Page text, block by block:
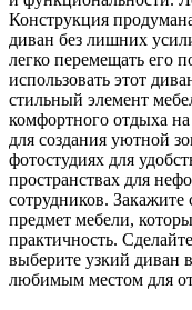
Конструкция
диван без лишних
легко перемещать его
использовать этот
стильный элемент
комфортного отдыха
для создания уютной
фотостудиях для
пространствах для
сотрудников.
предмет мебели,
практичность.
выберите узкий диван
любимым местом для